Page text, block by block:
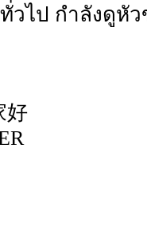
วไป กำลังดูหั
好